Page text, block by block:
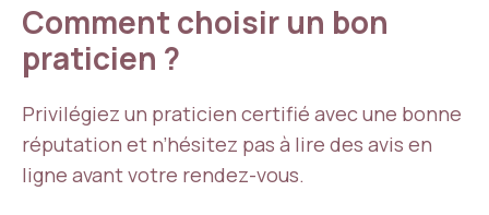
Comment choisir un bon
praticien ?
Privilégiez un praticien certifié avec une bonne
réputation et n’hésitez pas à lire des avis en
ligne avant votre rendez-vous.